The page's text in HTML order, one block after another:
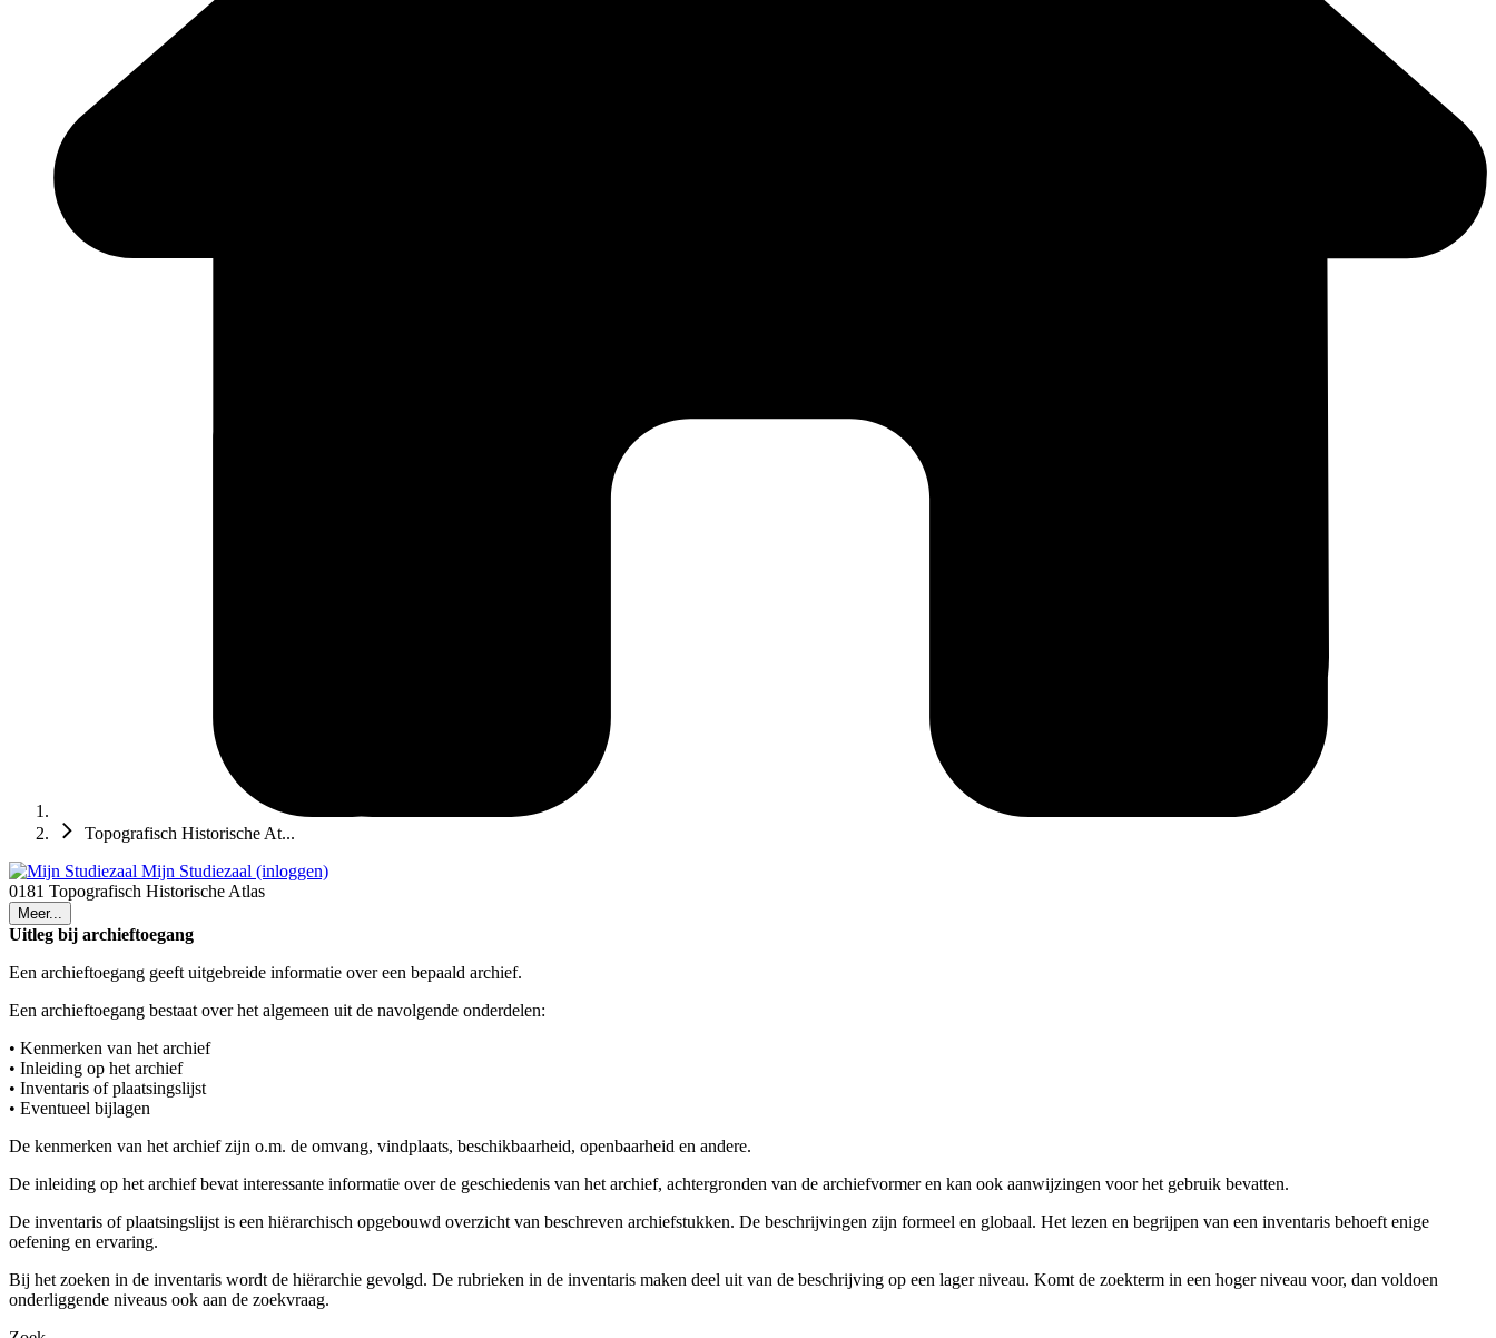
Topografisch Historische At...
Mijn Studiezaal (inloggen)
0181 Topografisch Historische Atlas
Meer...
Uitleg bij archieftoegang
Een archieftoegang geeft uitgebreide informatie over een bepaald archief.
Een archieftoegang bestaat over het algemeen uit de navolgende onderdelen:
• Kenmerken van het archief
• Inleiding op het archief
• Inventaris of plaatsingslijst
• Eventueel bijlagen
De kenmerken van het archief zijn o.m. de omvang, vindplaats, beschikbaarheid, openbaarheid en andere.
De inleiding op het archief bevat interessante informatie over de geschiedenis van het archief, achtergronden van de archiefvormer en kan ook aanwijzingen voor het gebruik bevatten.
De inventaris of plaatsingslijst is een hiërarchisch opgebouwd overzicht van beschreven archiefstukken. De beschrijvingen zijn formeel en globaal. Het lezen en begrijpen van een inventaris behoeft enige
oefening en ervaring.
Bij het zoeken in de inventaris wordt de hiërarchie gevolgd. De rubrieken in de inventaris maken deel uit van de beschrijving op een lager niveau. Komt de zoekterm in een hoger niveau voor, dan voldoen
onderliggende niveaus ook aan de zoekvraag.